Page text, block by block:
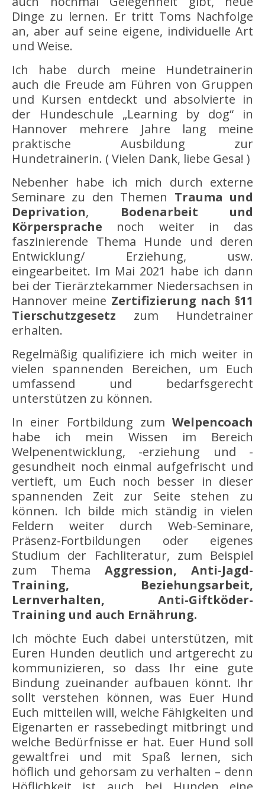
Dinge zu lernen. Er tritt Toms Nachfolge
an, aber auf seine eigene, individuelle Art
und Weise.
Ich habe durch meine Hundetrainerin
auch die Freude am Führen von Gruppen
und Kursen entdeckt und absolvierte in
der Hundeschule „Learning by dog“ in
Hannover mehrere Jahre lang meine
praktische Ausbildung zur
Hundetrainerin. ( Vielen Dank, liebe Gesa! )
Nebenher habe ich mich durch externe
Seminare zu den Themen Trauma und
Deprivation, Bodenarbeit und
Körpersprache noch weiter in das
faszinierende Thema Hunde und deren
Entwicklung/ Erziehung, usw.
eingearbeitet. Im Mai 2021 habe ich dann
bei der Tierärztekammer Niedersachsen in
Hannover meine Zertifizierung nach §11
Tierschutzgesetz zum Hundetrainer
erhalten.
Regelmäßig qualifiziere ich mich weiter in
vielen spannenden Bereichen, um Euch
umfassend und bedarfsgerecht
unterstützen zu können.
In einer Fortbildung zum Welpencoach
habe ich mein Wissen im Bereich
Welpenentwicklung, -erziehung und -
gesundheit noch einmal aufgefrischt und
vertieft, um Euch noch besser in dieser
spannenden Zeit zur Seite stehen zu
können. Ich bilde mich ständig in vielen
Feldern weiter durch Web-Seminare,
Präsenz-Fortbildungen oder eigenes
Studium der Fachliteratur, zum Beispiel
zum Thema Aggression, Anti-Jagd-
Training, Beziehungsarbeit,
Lernverhalten, Anti-Giftköder-
Training und auch Ernährung.
Ich möchte Euch dabei unterstützen, mit
Euren Hunden deutlich und artgerecht zu
kommunizieren, so dass Ihr eine gute
Bindung zueinander aufbauen könnt. Ihr
sollt verstehen können, was Euer Hund
Euch mitteilen will, welche Fähigkeiten und
Eigenarten er rassebedingt mitbringt und
welche Bedürfnisse er hat. Euer Hund soll
gewaltfrei und mit Spaß lernen, sich
höflich und gehorsam zu verhalten – denn